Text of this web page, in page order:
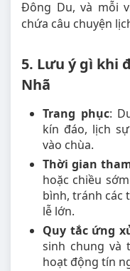
Đông Du, và mỗi
chứa câu chuyện
5. Lưu ý gì khi
Nhã
Trang phục:
kín đáo, lịch
vào chùa.
Thời gian
hoặc chiều
bình, tránh các
lễ lớn.
Quy tắc ứng
sinh chung và
hoạt động tín